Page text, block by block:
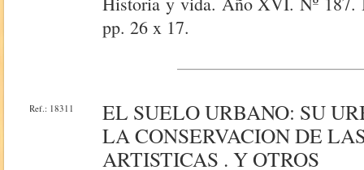
pp. 26 x 17.
Ref.: 18311
EL SUELO URBANO: SU
LA CONSERVACION DE
ARTISTICAS . Y OTROS